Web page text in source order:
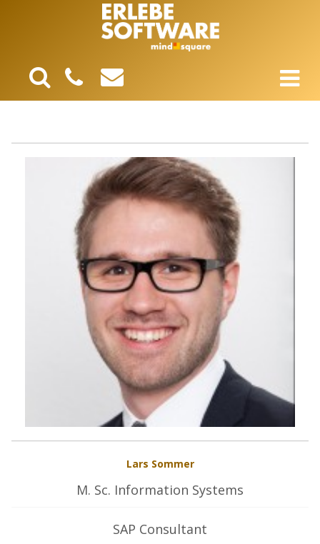
Lars Sommer
M. Sc. Information Systems
SAP Consultant